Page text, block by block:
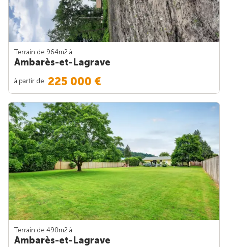
Terrain de 964m2 à
Ambarès-et-Lagrave
à partir de 225 000 €
Terrain de 490m2 à
Ambarès-et-Lagrave